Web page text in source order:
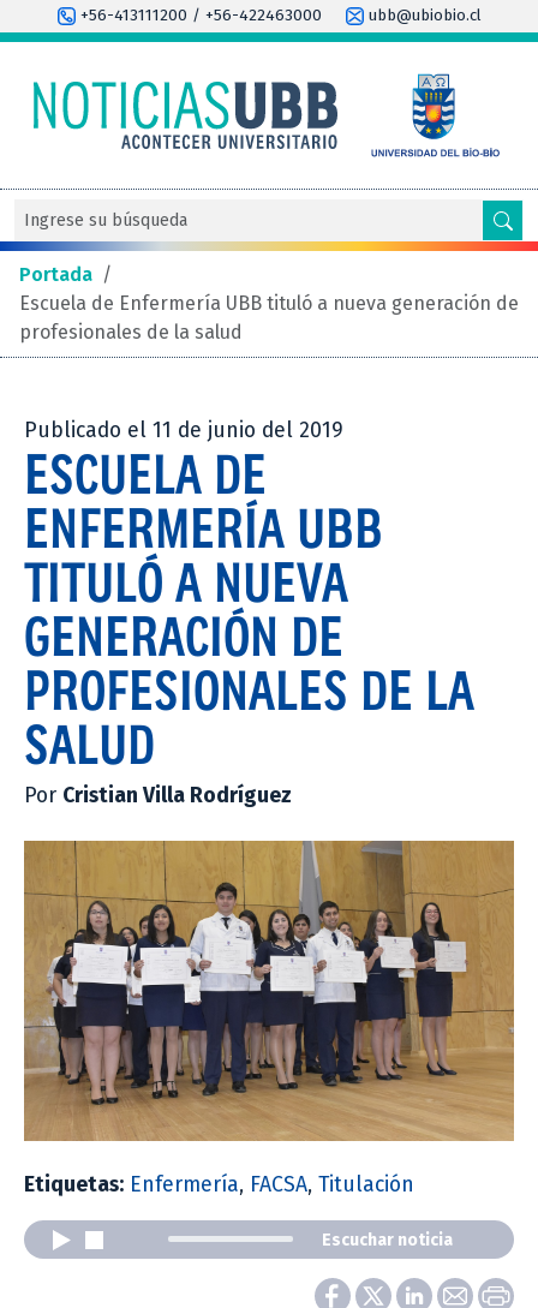
+56-413111200 / +56-422463000 ubb@ubiobio.cl
Portada /
Escuela de Enfermería UBB tituló a nueva generación de
profesionales de la salud
Publicado el 11 de junio del 2019
ESCUELA DE
ENFERMERÍA UBB
TITULÓ A NUEVA
GENERACIÓN DE
PROFESIONALES DE LA
SALUD
Por Cristian Villa Rodríguez
Etiquetas: Enfermería, FACSA, Titulación
Escuchar noticia